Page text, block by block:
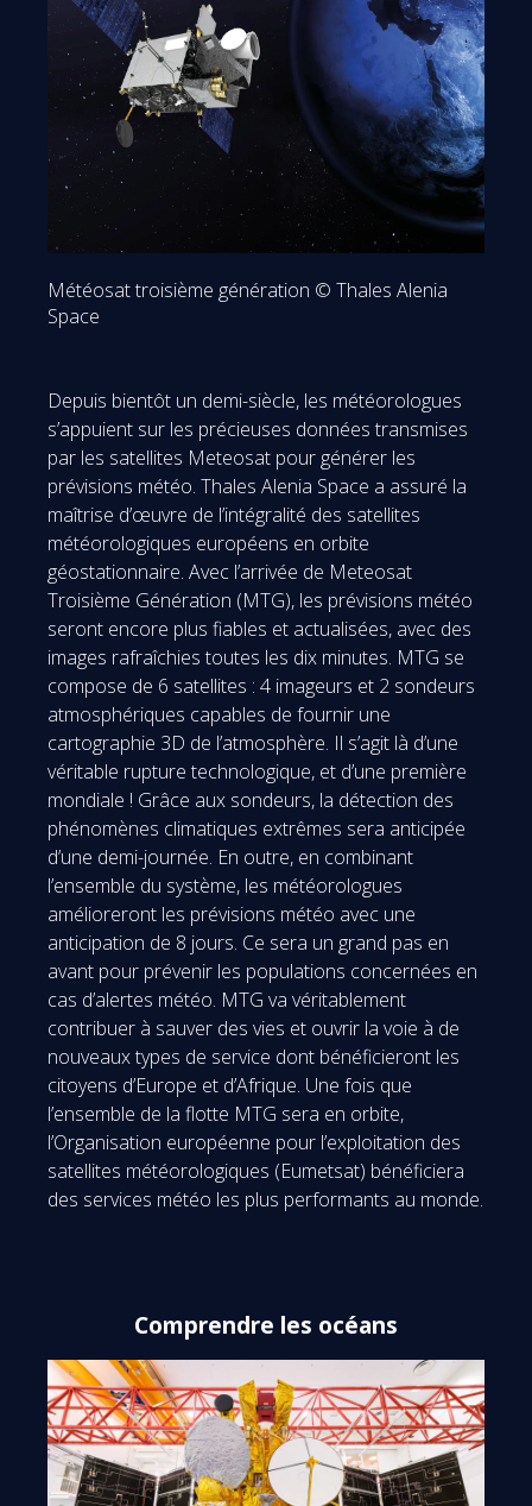
Météosat troisième génération © Thales Alenia
Space
Depuis bientôt un demi-siècle, les météorologues
s’appuient sur les précieuses données transmises
par les satellites Meteosat pour générer les
prévisions météo. Thales Alenia Space a assuré la
maîtrise d’œuvre de l’intégralité des satellites
météorologiques européens en orbite
géostationnaire. Avec l’arrivée de Meteosat
Troisième Génération (MTG), les prévisions météo
seront encore plus fiables et actualisées, avec des
images rafraîchies toutes les dix minutes. MTG se
compose de 6 satellites : 4 imageurs et 2 sondeurs
atmosphériques capables de fournir une
cartographie 3D de l’atmosphère. Il s’agit là d’une
véritable rupture technologique, et d’une première
mondiale ! Grâce aux sondeurs, la détection des
phénomènes climatiques extrêmes sera anticipée
d’une demi-journée. En outre, en combinant
l’ensemble du système, les météorologues
amélioreront les prévisions météo avec une
anticipation de 8 jours. Ce sera un grand pas en
avant pour prévenir les populations concernées en
cas d’alertes météo. MTG va véritablement
contribuer à sauver des vies et ouvrir la voie à de
nouveaux types de service dont bénéficieront les
citoyens d’Europe et d’Afrique. Une fois que
l’ensemble de la flotte MTG sera en orbite,
l’Organisation européenne pour l’exploitation des
satellites météorologiques (Eumetsat) bénéficiera
des services météo les plus performants au monde.
Comprendre les océans